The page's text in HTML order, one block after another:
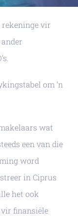
rekeninge vir
om ‘n
wat
een van die
word
in Ciprus
het ook
finansiële